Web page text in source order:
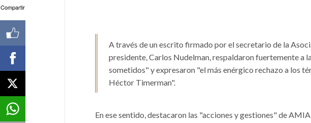
A través de un escrito firmado por el secretario de la
presidente, Carlos Nudelman, respaldaron fuertemente a
sometidos" y expresaron "el más enérgico rechazo a los
Héctor Timerman".
En ese sentido, destacaron las "acciones y gestiones" de
Compartir